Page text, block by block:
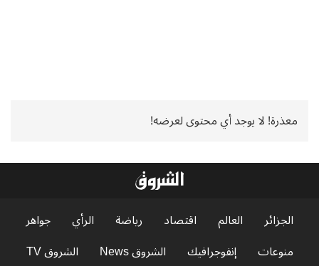
معذرة! لا يوجد أي محتوى لعرضه!
الجزائر العالم اقتصاد رياضة الرأي
جواهر
منوعات
إنفوجرافيك الشروق News
الشروق TV